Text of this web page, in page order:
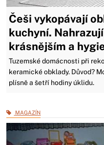
Češi vykopávají
kuchyní.
krásnějším a
Tuzemské domácnosti při
keramické obklady. Důvod?
plísně a šetří hodiny úklidu.
MAGAZÍN